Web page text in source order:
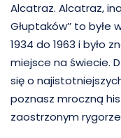
Alcatraz. Alcatraz,
Głuptaków’’ to
1934 do 1963 i było
miejsce na świecie.
się o
poznasz mroczną
zaostrzonym